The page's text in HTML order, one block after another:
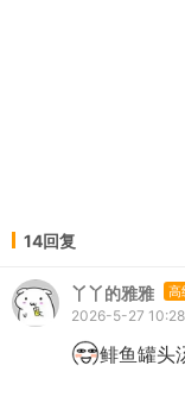
14回复
丫丫的雅雅 高
2026-5-27
鲱鱼罐头